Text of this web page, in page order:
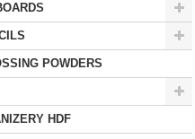
POWDERS
HDF